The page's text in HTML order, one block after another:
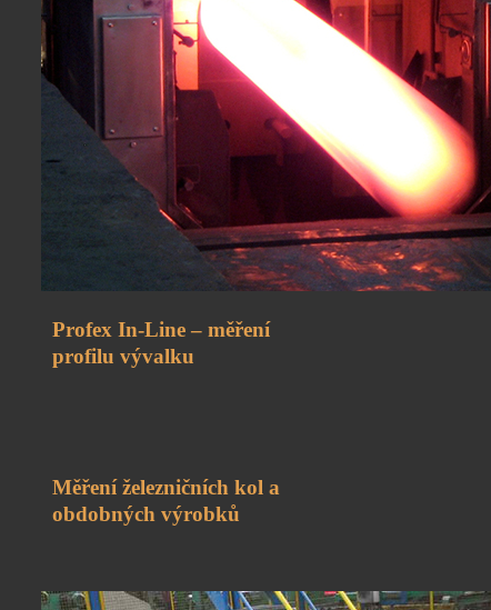
Profex In-Line – měření
profilu vývalku
Měření železničních kol a
obdobných výrobků